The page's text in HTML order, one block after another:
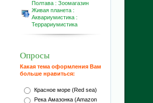
Полтава : Зоомагазин
Живая планета :
Аквариумистика :
Террариумистика
Опросы
Какая тема оформления Вам
больше нравиться:
Красное море (Red sea)
Река Амазонка (Amazon